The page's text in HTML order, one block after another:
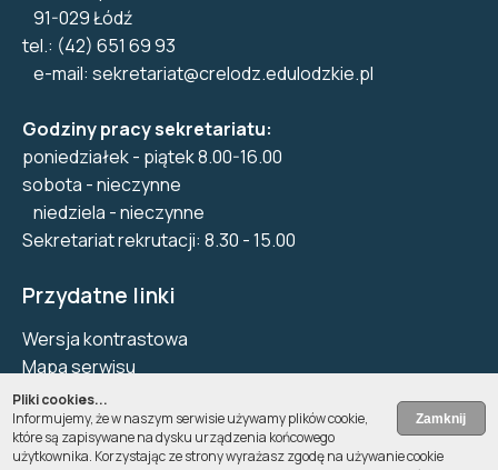
91-029 Łódź
tel.: (42) 651 69 93
e-mail: sekretariat@crelodz.edulodzkie.pl
Godziny pracy sekretariatu:
poniedziałek - piątek 8.00-16.00
sobota - nieczynne
niedziela - nieczynne
Sekretariat rekrutacji: 8.30 - 15.00
Przydatne linki
Wersja kontrastowa
Mapa serwisu
Biuletyn Informacji Publicznej
Deklaracja dostępności
Pliki Cookie
Pliki cookies...
Informujemy, że w naszym serwisie używamy plików cookie,
które są zapisywane na dysku urządzenia końcowego
użytkownika. Korzystając ze strony wyrażasz zgodę na używanie cookie